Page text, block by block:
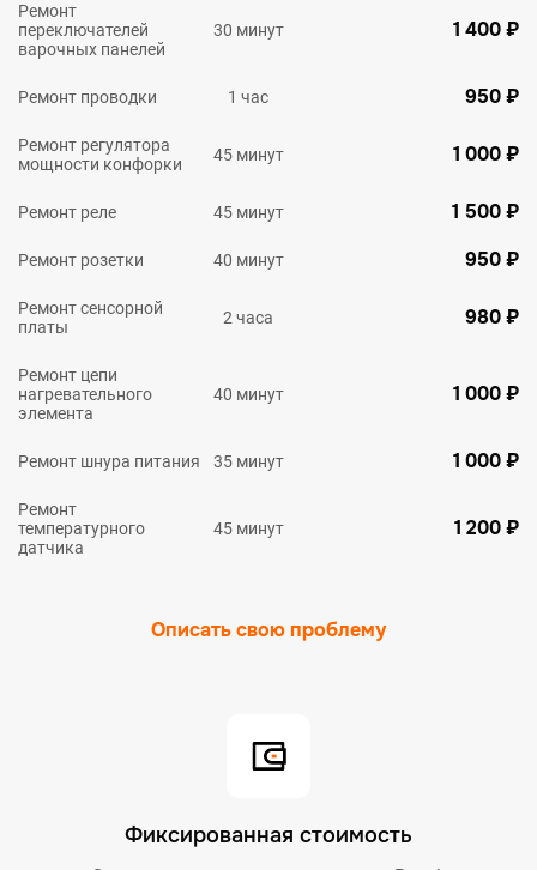
Ремонт
переключателей
варочных панелей
30 минут 1 400 ₽
Ремонт проводки 1 час 950 ₽
Ремонт регулятора
мощности конфорки
45 минут 1 000 ₽
Ремонт реле 45 минут 1 500 ₽
Ремонт розетки 40 минут 950 ₽
Ремонт сенсорной
платы
2 часа 980 ₽
Ремонт цепи
нагревательного
элемента
40 минут 1 000 ₽
Ремонт шнура питания 35 минут 1 000 ₽
Ремонт
температурного
датчика
45 минут 1 200 ₽
Описать свою проблему
Фиксированная стоимость